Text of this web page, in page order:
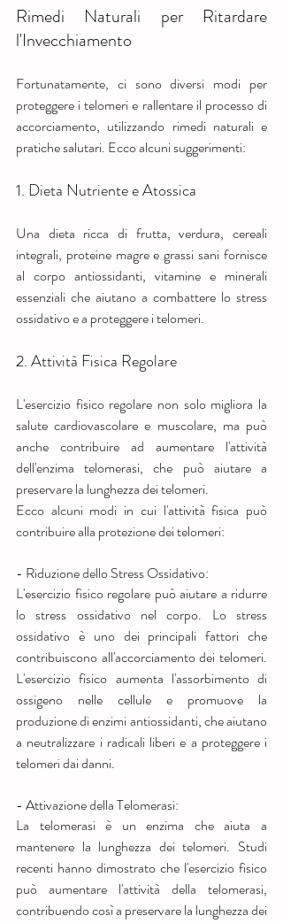
Rimedi Naturali per Ritardare
l'Invecchiamento
Fortunatamente, ci sono diversi modi per
proteggere i telomeri e rallentare il processo di
accorciamento, utilizzando rimedi naturali e
pratiche salutari. Ecco alcuni suggerimenti:
1. Dieta Nutriente e Atossica
Una dieta ricca di frutta, verdura, cereali
integrali, proteine magre e grassi sani fornisce
al corpo antiossidanti, vitamine e minerali
essenziali che aiutano a combattere lo stress
ossidativo e a proteggere i telomeri.
2. Attività Fisica Regolare
L'esercizio fisico regolare non solo migliora la
salute cardiovascolare e muscolare, ma può
anche contribuire ad aumentare l'attività
dell'enzima telomerasi, che può aiutare a
preservare la lunghezza dei telomeri.
Ecco alcuni modi in cui l'attività fisica può
contribuire alla protezione dei telomeri:
- Riduzione dello Stress Ossidativo:
L'esercizio fisico regolare può aiutare a ridurre
lo stress ossidativo nel corpo. Lo stress
ossidativo è uno dei principali fattori che
contribuiscono all'accorciamento dei telomeri.
L'esercizio fisico aumenta l'assorbimento di
ossigeno nelle cellule e promuove la
produzione di enzimi antiossidanti, che aiutano
a neutralizzare i radicali liberi e a proteggere i
telomeri dai danni.
- Attivazione della Telomerasi:
La telomerasi è un enzima che aiuta a
mantenere la lunghezza dei telomeri. Studi
recenti hanno dimostrato che l'esercizio fisico
può aumentare l'attività della telomerasi,
contribuendo così a preservare la lunghezza dei